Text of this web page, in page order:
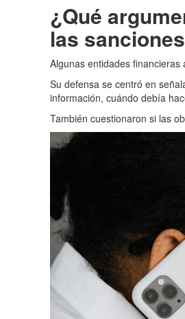
¿Qué
las
Algunas entidades
Su defensa se centró en
información, cuándo debía
También cuestionaron si las